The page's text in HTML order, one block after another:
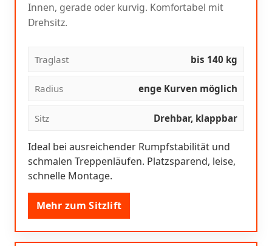
Innen, gerade oder kurvig. Komfortabel mit
Drehsitz.
Traglast bis 140 kg
Radius enge Kurven möglich
Sitz Drehbar, klappbar
Ideal bei ausreichender Rumpfstabilität und
schmalen Treppenläufen. Platzsparend, leise,
schnelle Montage.
Mehr zum Sitzlift